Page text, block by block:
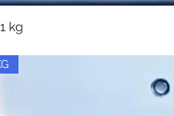
kg